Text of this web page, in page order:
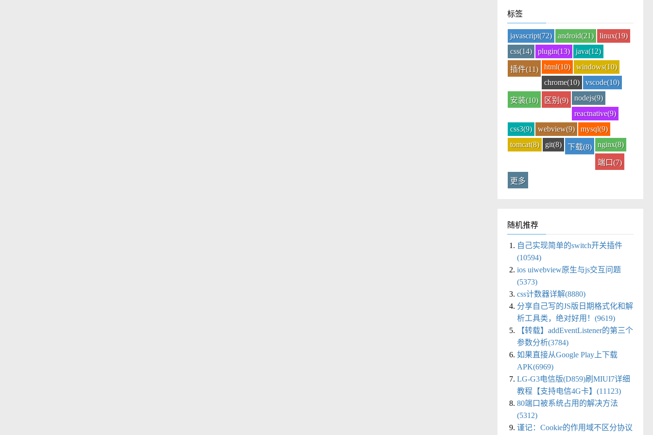
标签
javascript(72) android(21)
linux(19)
css(14)
plugin(13) java(12)
插件(11) html(10)
windows(10)
chrome(10)
vscode(10)
安装(10) 区别(9)
nodejs(9)
reactnative(9)
css3(9)
webview(9)
mysql(9)
tomcat(8)
git(8) 下载(8) nginx(8)
端口(7)
更多
随机推荐
自己实现简单的switch开关插件
(10594)
ios uiwebview原生与js交互问题
(5373)
css计数器详解(8880)
分享自己写的JS版日期格式化和解
析工具类，绝对好用！(9619)
【转载】addEventListener的第三个
参数分析(3784)
如果直接从Google Play上下载
APK(6969)
LG-G3电信版(D859)刷MIUI7详细
教程【支持电信4G卡】(11123)
80端口被系统占用的解决方法
(5312)
谨记：Cookie的作用域不区分协议